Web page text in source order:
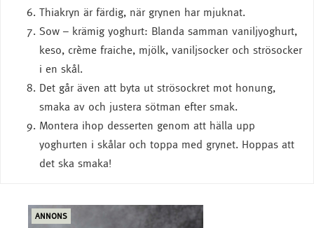
Thiakryn är färdig, när grynen har mjuknat.
Sow – krämig yoghurt: Blanda samman vaniljyoghurt,
keso, crème fraiche, mjölk, vaniljsocker och strösocker
i en skål.
Det går även att byta ut strösockret mot honung,
smaka av och justera sötman efter smak.
Montera ihop desserten genom att hälla upp
yoghurten i skålar och toppa med grynet. Hoppas att
det ska smaka!
ANNONS